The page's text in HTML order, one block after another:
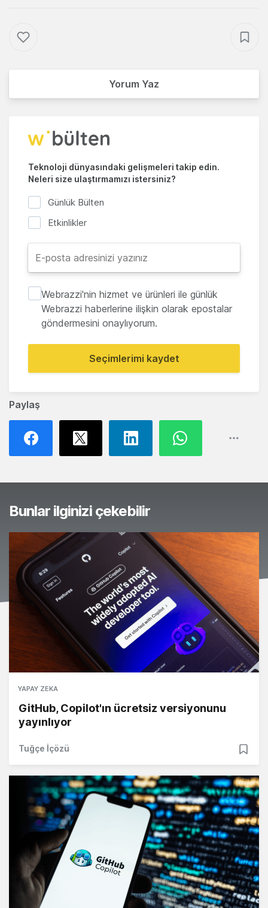
Paylaş
Yorum Yaz
Teknoloji dünyasındaki gelişmeleri takip edin.
Neleri size ulaştırmamızı istersiniz?
Günlük Bülten
Etkinlikler
Webrazzi'nin hizmet ve ürünleri ile günlük
Webrazzi haberlerine ilişkin olarak epostalar
göndermesini onaylıyorum.
Seçimlerimi kaydet
Bunlar ilginizi çekebilir
YAPAY ZEKA
GitHub, Copilot'ın ücretsiz versiyonunu
yayınlıyor
Tuğçe İçözü